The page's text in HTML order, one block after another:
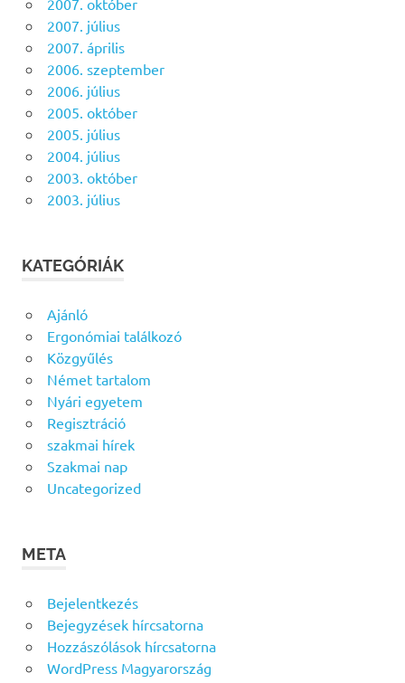
2007. október
2007. július
2007. április
2006. szeptember
2006. július
2005. október
2005. július
2004. július
2003. október
2003. július
KATEGÓRIÁK
Ajánló
Ergonómiai találkozó
Közgyűlés
Német tartalom
Nyári egyetem
Regisztráció
szakmai hírek
Szakmai nap
Uncategorized
META
Bejelentkezés
Bejegyzések hírcsatorna
Hozzászólások hírcsatorna
WordPress Magyarország